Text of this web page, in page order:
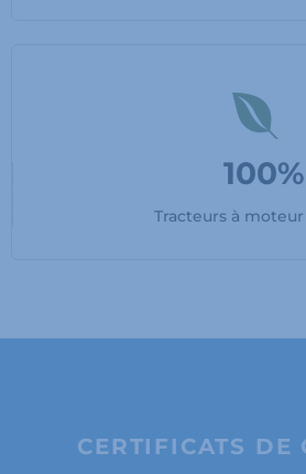
100%
Tracteurs à moteur
CERTIFICATS DE